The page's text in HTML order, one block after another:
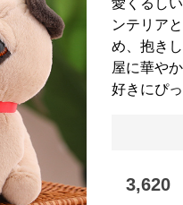
愛くるし
ンテリア
め、抱き
屋に華や
好きにぴ
3,620